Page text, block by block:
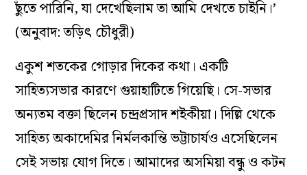
ছুঁতে পারিনি, যা দেখেছিলাম তা আমি দেখতে চাইনি।’
(অনুবাদ: তড়িৎ চৌধুরী)
একুশ শতকের গোড়ার দিকের কথা। একটি
সাহিত্যসভার কারণে গুয়াহাটিতে গিয়েছি। সে-সভার
অন‍্যতম বক্তা ছিলেন চন্দ্রপ্রসাদ শইকীয়া। দিল্লি থেকে
সাহিত্য অকাদেমির নির্মলকান্তি ভট্টাচার্যও এসেছিলেন
সেই সভায় যোগ দিতে। আমাদের অসমিয়া বন্ধু ও কটন